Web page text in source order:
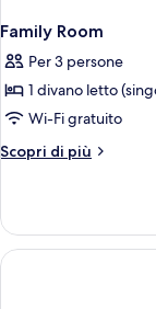
Family Room
Per 3 persone
1 divano letto
Wi-Fi gratuito
Scopri di più
Altri
Room